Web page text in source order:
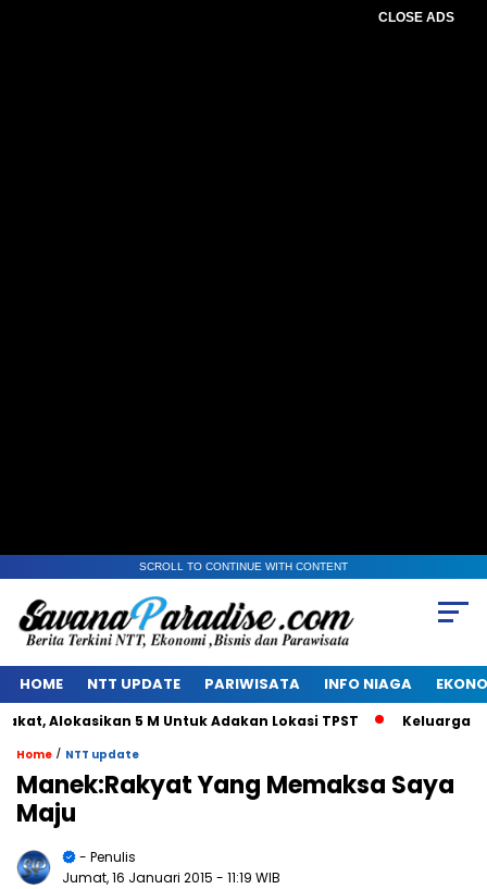
CLOSE ADS
SCROLL TO CONTINUE WITH CONTENT
HOME NTT UPDATE PARIWISATA INFO NIAGA
Alokasikan 5 M Untuk Adakan Lokasi TPST Keluarga Alm
Home / NTT update
Manek:Rakyat Yang Memaksa Saya
Maju
- Penulis
Jumat, 16 Januari 2015 - 11:19 WIB